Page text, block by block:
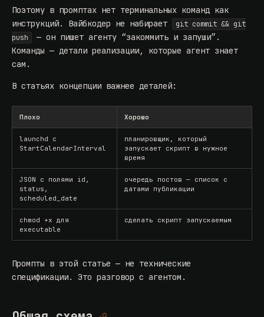
Поэтому в промптах нет терминальных команд как
инструкций. Вайбкодер не набирает
git commit && git
push
— он пишет агенту “закоммить и запуши”.
Команды — детали реализации, которые агент знает
сам.
В статьях концепции важнее деталей:
Плохо Хорошо
launchd с
StartCalendarInterval
планировщик, который
запускает скрипт в нужное
время
JSON с полями id,
status,
scheduled_date
очередь постов — список с
датами публикации
chmod +x для
executable
сделать скрипт запускаемым
Промпты в этой статье — не технические
спецификации. Это разговор с агентом.